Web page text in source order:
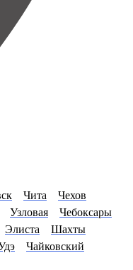
Чита
Чехов
Узловая
Чебоксары
Элиста
Шахты
Чайковский